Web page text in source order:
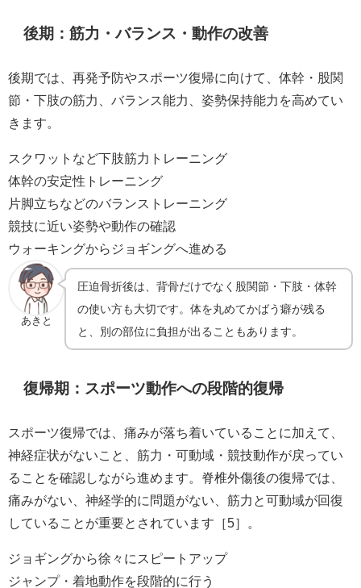
後期：筋力・バランス・動作の改善
後期では、再発予防やスポーツ復帰に向けて、体幹・股関
節・下肢の筋力、バランス能力、姿勢保持能力を高めてい
きます。
スクワットなど下肢筋力トレーニング
体幹の安定性トレーニング
片脚立ちなどのバランストレーニング
競技に近い姿勢や動作の確認
ウォーキングからジョギングへ進める
あきと
圧迫骨折後は、背骨だけでなく股関節・下肢・体幹
の使い方も大切です。体を丸めてかばう癖が残る
と、別の部位に負担が出ることもあります。
復帰期：スポーツ動作への段階的復帰
スポーツ復帰では、痛みが落ち着いていることに加えて、
神経症状がないこと、筋力・可動域・競技動作が戻ってい
ることを確認しながら進めます。脊椎外傷後の復帰では、
痛みがない、神経学的に問題がない、筋力と可動域が回復
していることが重要とされています［5］。
ジョギングから徐々にスピートアップ
ジャンプ・着地動作を段階的に行う